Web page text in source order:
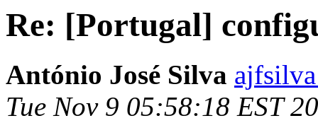
Re: [Portugal]
António José Silva
Tue Nov 9 05:58:18 EST